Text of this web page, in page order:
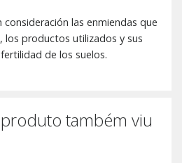
consideración las enmiendas que
los productos utilizados y sus
de los suelos.
também viu